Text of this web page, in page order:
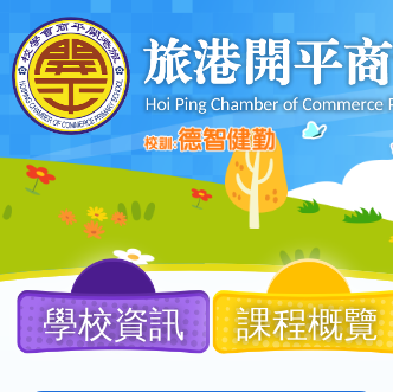
移至主內容
Main
navigation
學校資訊 課程概覽